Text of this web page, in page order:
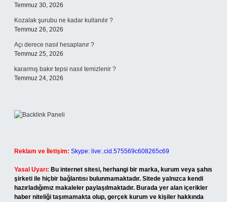
Temmuz 30, 2026
Kozalak şurubu ne kadar kullanılır ?
Temmuz 26, 2026
Açı derece nasıl hesaplanır ?
Temmuz 25, 2026
kararmış bakır tepsi nasıl temizlenir ?
Temmuz 24, 2026
Reklam ve İletişim: Skype: live:.cid.575569c608265c69
Yasal Uyarı: Bu internet sitesi, herhangi bir marka, kurum veya şahıs
şirketi ile hiçbir bağlantısı bulunmamaktadır. Sitede yalnızca kendi
hazırladığımız makaleler paylaşılmaktadır. Burada yer alan içerikler
haber niteliği taşımamakta olup, gerçek kurum ve kişiler hakkında